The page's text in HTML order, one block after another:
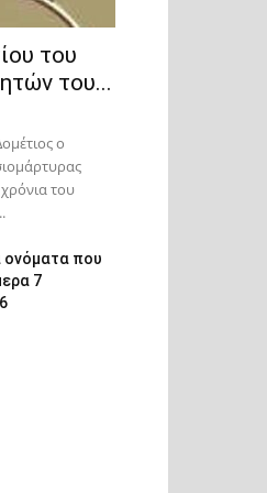
του
του...
ο
του
ονόματα που
7